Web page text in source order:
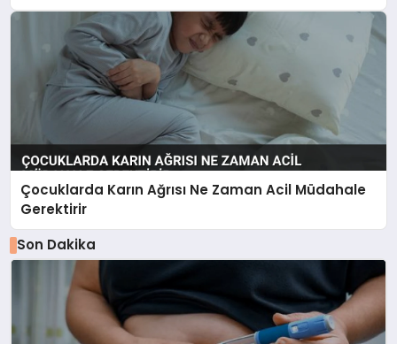
Çocuklarda Karın Ağrısı Ne Zaman Acil Müdahale
Gerektirir
Son Dakika